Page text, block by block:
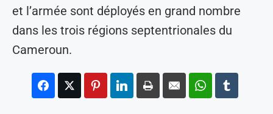
et l’armée sont déployés en grand nombre
dans les trois régions septentrionales du
Cameroun.